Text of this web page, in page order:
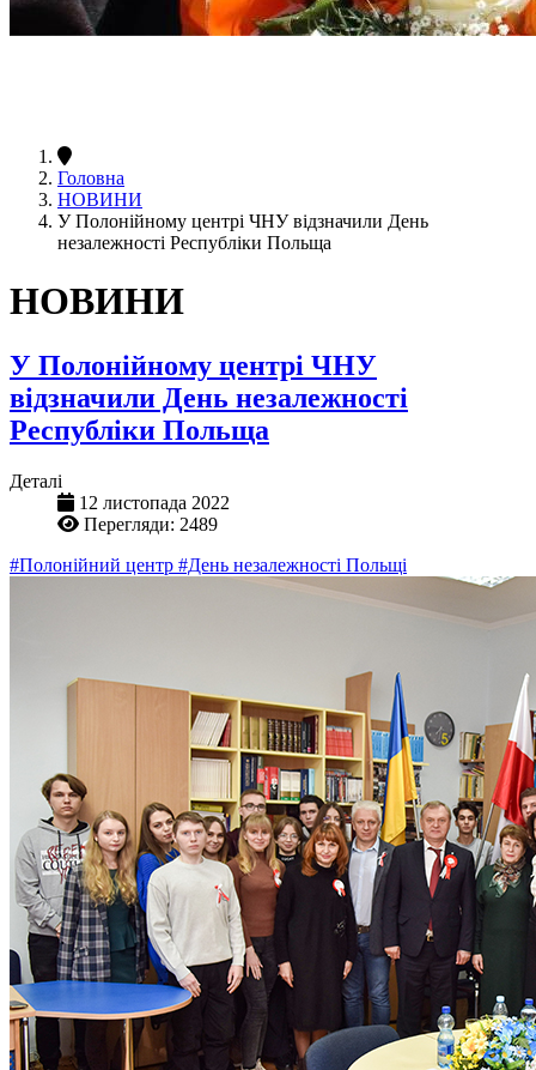
Головна
НОВИНИ
У Полонійному центрі ЧНУ відзначили День
незалежності Республіки Польща
НОВИНИ
У Полонійному центрі ЧНУ
відзначили День незалежності
Республіки Польща
Деталі
12 листопада 2022
Перегляди: 2489
#Полонійний центр #День незалежності Польщі